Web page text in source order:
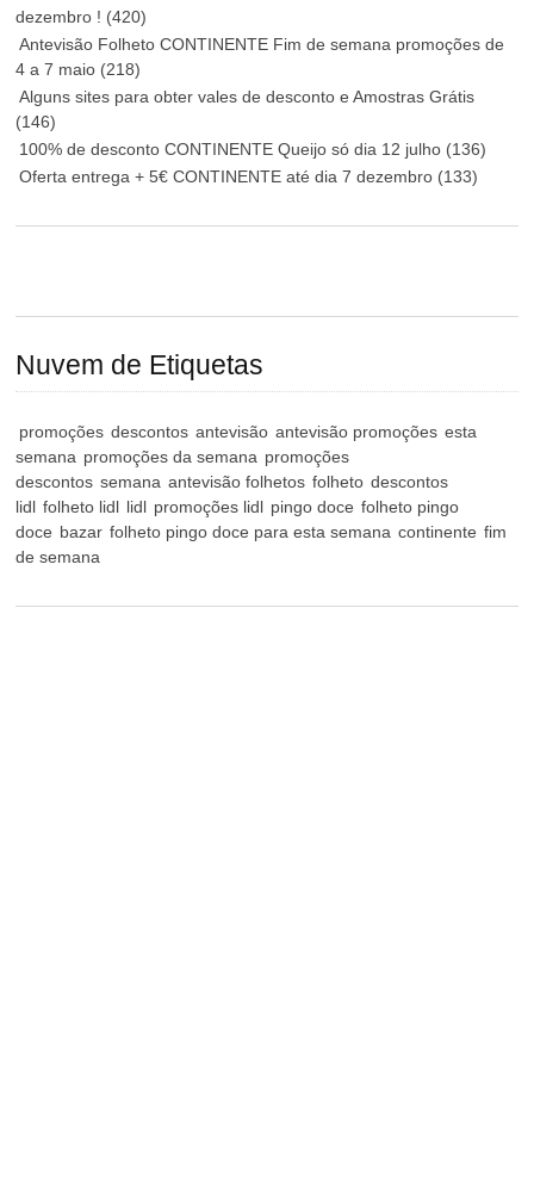
dezembro ! (420)
Antevisão Folheto CONTINENTE Fim de semana promoções de
4 a 7 maio (218)
Alguns sites para obter vales de desconto e Amostras Grátis
(146)
100% de desconto CONTINENTE Queijo só dia 12 julho (136)
Oferta entrega + 5€ CONTINENTE até dia 7 dezembro (133)
Nuvem de Etiquetas
promoções descontos antevisão antevisão promoções esta
semana promoções da semana promoções
descontos semana antevisão folhetos folheto descontos
lidl folheto lidl lidl promoções lidl pingo doce folheto pingo
doce bazar folheto pingo doce para esta semana continente fim
de semana